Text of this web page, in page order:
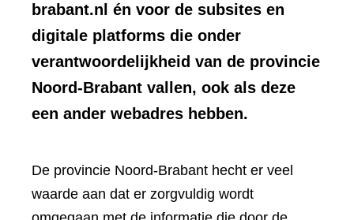
brabant.nl én voor de subsites en
digitale platforms die onder
verantwoordelijkheid van de provincie
Noord-Brabant vallen, ook als deze
een ander webadres hebben.
De provincie Noord-Brabant hecht er veel
waarde aan dat er zorgvuldig wordt